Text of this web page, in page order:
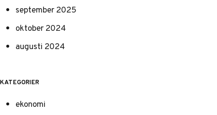
september 2025
oktober 2024
augusti 2024
KATEGORIER
ekonomi